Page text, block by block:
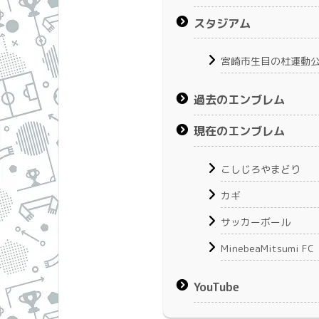
スタジアム
宮崎市生目の杜運動
過去のエンブレム
現在のエンブレム
こしじろやまどり
カギ
サッカーボール
MinebeaMitsumi FC
YouTube